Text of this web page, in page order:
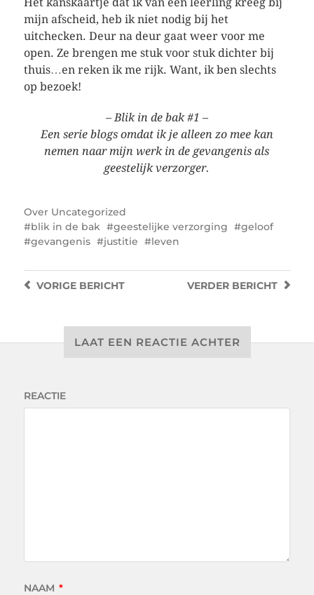
mijn afscheid, heb ik niet nodig bij het
uitchecken. Deur na deur gaat weer voor me
open. Ze brengen me stuk voor stuk dichter bij
thuis…en reken ik me rijk. Want, ik ben slechts
op bezoek!
–Blik in de bak #1 –
Een serie blogs omdat ik je alleen zo mee kan
nemen naar mijn werk in de gevangenisals
geestelijk verzorger.
Over Uncategorized
blik in de bak
geestelijke verzorging
geloof
gevangenis
justitie leven
VERDER BERICHT
VORIGEBERICHT
LAAT EEN REACTIE ACHTER
REACTIE
NAAM *